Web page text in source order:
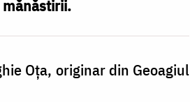
mănăstirii.
Oța, originar din Geoagiul